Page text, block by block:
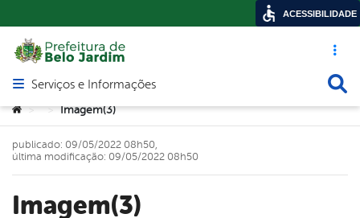
Acesso
Abrir menu principal de navegação
Serviços e Informações
Você está aqui:
> > Imagem(3)
Imagem(3)
publicado: 09/05/2022 08h50,
última modificação: 09/05/2022 08h50
ACESSIBILIDADE